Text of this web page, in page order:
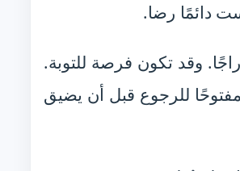
دائمًا رضا.
وقد تكون فرصة للتوبة.
مفتوحًا للرجوع قبل أن يضيق